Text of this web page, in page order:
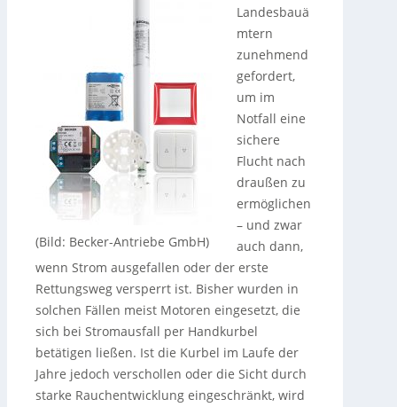
(Bild: Becker-Antriebe GmbH)
Landesbauä
mtern
zunehmend
gefordert,
um im
Notfall eine
sichere
Flucht nach
draußen zu
ermöglichen
– und zwar
auch dann,
wenn Strom ausgefallen oder der erste
Rettungsweg versperrt ist. Bisher wurden in
solchen Fällen meist Motoren eingesetzt, die
sich bei Stromausfall per Handkurbel
betätigen ließen. Ist die Kurbel im Laufe der
Jahre jedoch verschollen oder die Sicht durch
starke Rauchentwicklung eingeschränkt, wird